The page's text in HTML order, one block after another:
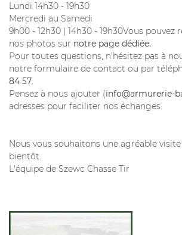
En cochant cette case, vous consentez à recevoir nos
à tout moment en utilisantle formulaire de
INSCRIPTION
Lundi 14h30 - 19h30
Mercredi au Samedi
9h00 - 12h30 | 14h30 - 19h30Vous
nos photos sur notre page dédiée.
Pour toutes questions, n'hésitez pas à
notre formulaire de contact ou par
84 57.
Pensez à nous ajouter (info@armurerie-
adresses pour faciliter nos échanges.
Nous vous souhaitons une agréable
bientôt.
L'équipe de Szewc Chasse Tir